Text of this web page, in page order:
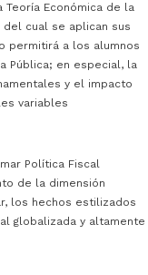
Económica de la
cual se aplican sus
permitirá a los alumnos
Pública; en especial, la
y el impacto
variables
Política Fiscal
de la dimensión
los hechos estilizados
globalizada y altamente